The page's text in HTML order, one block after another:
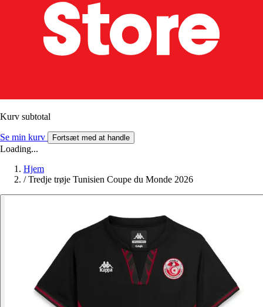
Kurv subtotal
Se min kurv Fortsæt med at handle
Loading...
Hjem
/ Tredje trøje Tunisien Coupe du Monde 2026